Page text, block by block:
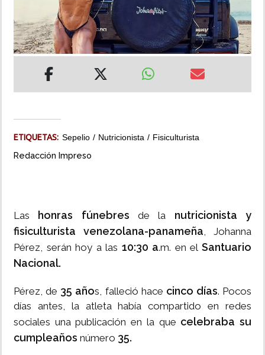
MULTIMEDIA
ETIQUETAS: Sepelio Nutricionista Fisiculturista
Redacción Impreso
Las honras fúnebres de la nutricionista y
fisiculturista
venezolana-panameña, Johanna
Pérez, serán hoy a las 10:30 a.m. en elSantuario
Nacional.
Pérez, de 35 años, falleció hace cinco días. Pocos
días antes, la atleta había compartido en redes
sociales una publicación en la que celebraba su
cumpleaños número 35.